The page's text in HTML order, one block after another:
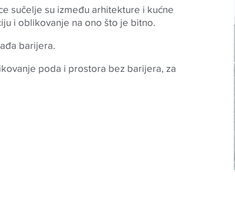
sučelje su između arhitekture i kućne
i oblikovanje na ono što je bitno.
barijera.
poda i prostora bez barijera, za